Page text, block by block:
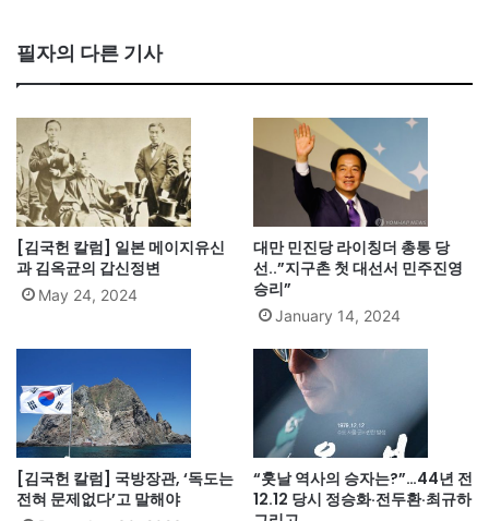
필자의 다른 기사
[김국헌 칼럼] 일본 메이지유신
과 김옥균의 갑신정변
May 24, 2024
대만 민진당 라이칭더 총통 당
선..”지구촌 첫 대선서 민주진영
승리”
January 14, 2024
[김국헌 칼럼] 국방장관, ‘독도는
전혀 문제없다’고 말해야
“훗날 역사의 승자는?”…44년 전
12.12 당시 정승화·전두환·최규하